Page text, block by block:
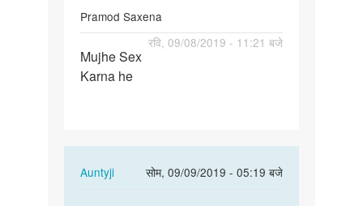
Pramod Saxena
रवि, 09/08/2019 - 11:21 बजे
Mujhe
Sex
Mujhe Sex
Karna he
Auntyji
सोम, 09/09/2019 - 05:19 बजे
In